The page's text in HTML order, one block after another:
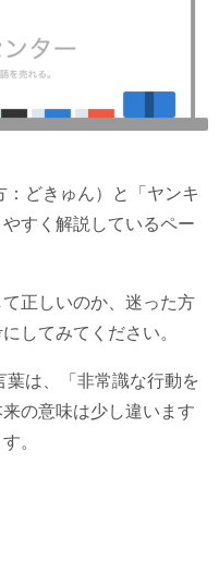
どきゅん）と「ヤンキ
すく解説しているペー
正しいのか、迷った方
してみてください。
葉は、「非常識な行動を
の意味は少し違います
。